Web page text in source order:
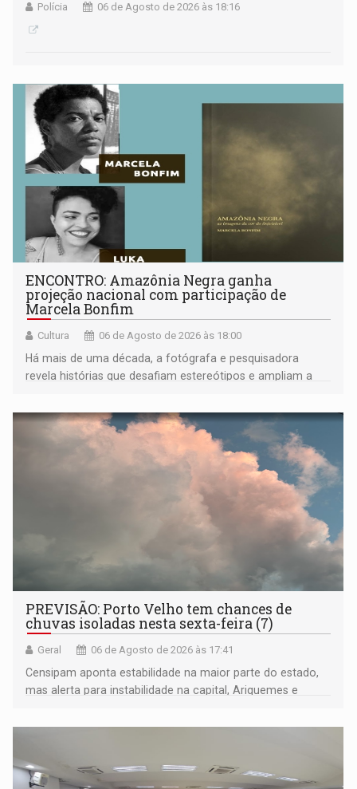
Polícia 06 de Agosto de 2026 às 18:16
ENCONTRO: Amazônia Negra ganha
projeção nacional com participação de
Marcela Bonfim
Cultura 06 de Agosto de 2026 às 18:00
Há mais de uma década, a fotógrafa e pesquisadora
revela histórias que desafiam estereótipos e ampliam a
negras
PREVISÃO: Porto Velho tem chances de
chuvas isoladas nesta sexta-feira (7)
Geral 06 de Agosto de 2026 às 17:41
Censipam aponta estabilidade na maior parte do estado,
mas alerta para instabilidade na capital, Ariquemes e